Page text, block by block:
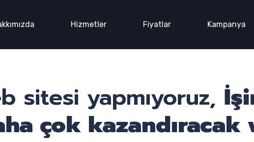
Hizmetler Fiyatlar Kampanya
sitesi yapmıyoruz,
çok kazandıracak